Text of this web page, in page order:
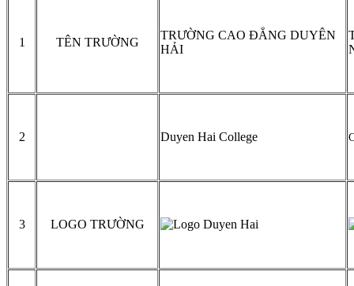
1 TÊN TRƯỜNG
TRƯỜNG CAO ĐẲNG DUYÊN
HẢI
2 Duyen Hai College
3 LOGO TRƯỜNG